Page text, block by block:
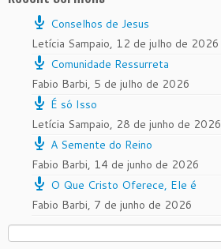
Conselhos de Jesus
Letícia Sampaio, 12 de julho de 2026
Comunidade Ressurreta
Fabio Barbi, 5 de julho de 2026
É só Isso
Letícia Sampaio, 28 de junho de 2026
A Semente do Reino
Fabio Barbi, 14 de junho de 2026
O Que Cristo Oferece, Ele é
Fabio Barbi, 7 de junho de 2026